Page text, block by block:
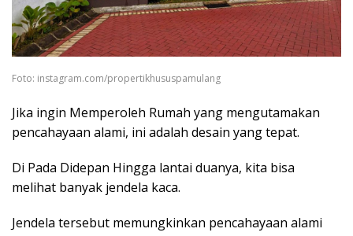
Foto: instagram.com/propertikhususpamulang
Jika ingin Memperoleh Rumah yang mengutamakan
pencahayaan alami, ini adalah desain yang tepat.
Di Pada Didepan Hingga lantai duanya, kita bisa
melihat banyak jendela kaca.
Jendela tersebut memungkinkan pencahayaan alami